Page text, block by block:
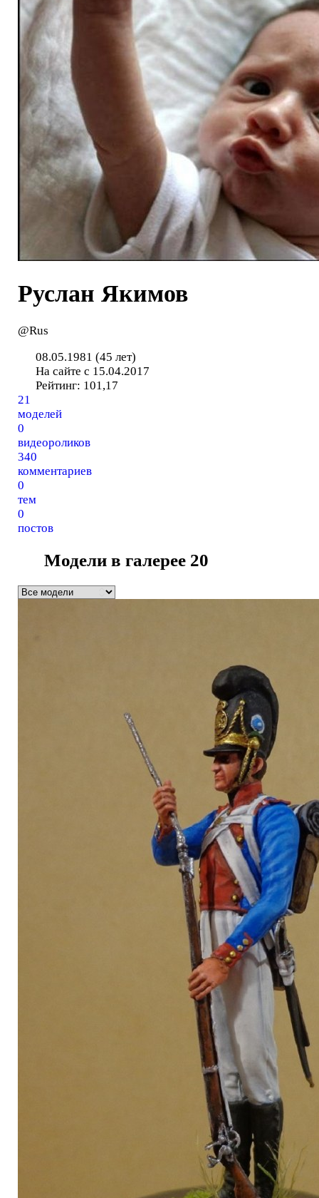
Руслан Якимов
@Rus
08.05.1981 (45 лет)
На сайте с 15.04.2017
Рейтинг: 101,17
21
моделей
0
видеороликов
340
комментариев
0
тем
0
постов
Модели в галерее 20